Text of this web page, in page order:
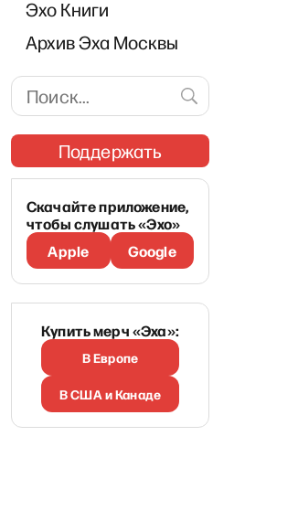
Эхо Книги
Архив Эха Москвы
Поддержать
Скачайте приложение,
чтобы слушать «Эхо»
Apple
Google
Купить мерч «Эха»:
В Европе
В США и Канаде